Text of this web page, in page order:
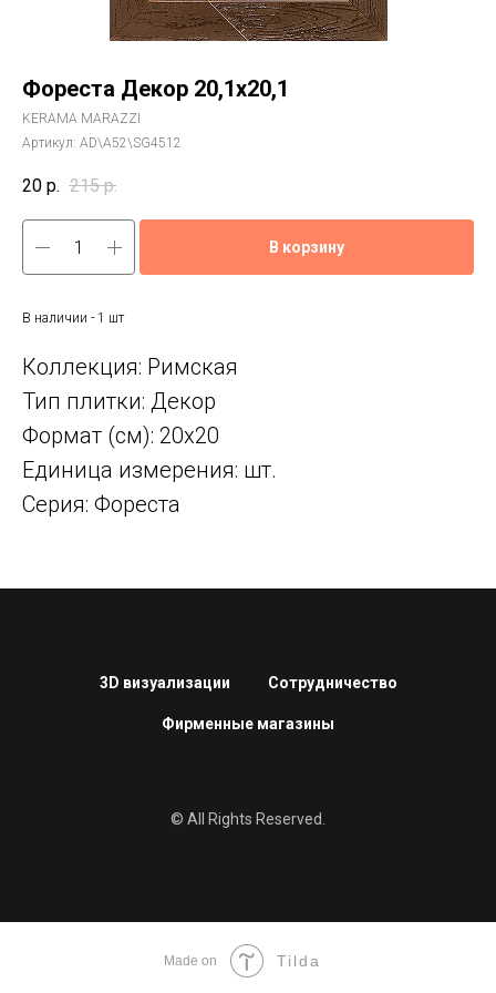
Фореста Декор 20,1x20,1
KERAMA MARAZZI
Артикул: AD\A52\SG4512
20 р. 215 р.
В корзину
В наличии - 1 шт
Коллекция: Римская
Тип плитки: Декор
Формат (см): 20x20
Единица измерения: шт.
Серия: Фореста
3D визуализации Сотрудничество
Фирменные магазины
© All Rights Reserved.
Made on Tilda